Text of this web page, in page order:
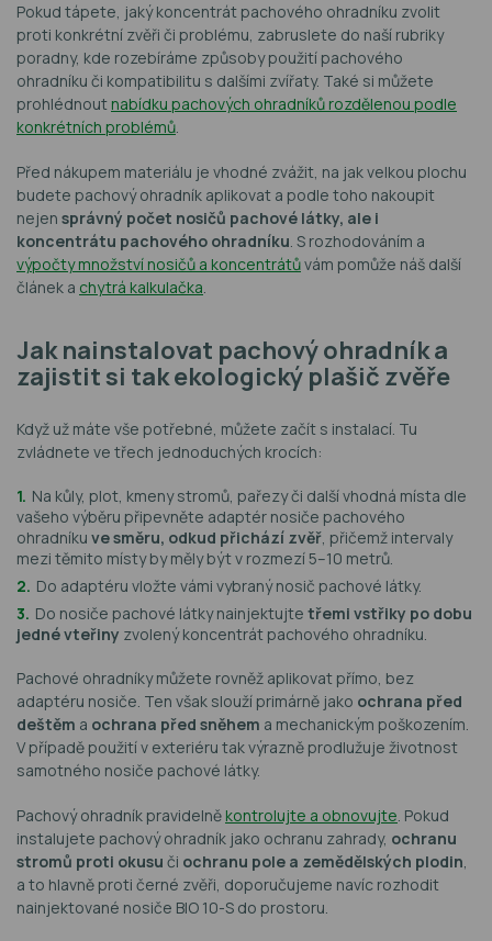
Pokud tápete, jaký koncentrát pachového ohradníku zvolit
proti konkrétní zvěři či problému, zabruslete do naší rubriky
poradny, kde rozebíráme způsoby použití pachového
ohradníku či kompatibilitu s dalšími zvířaty. Také si můžete
prohlédnout nabídku pachových ohradníků rozdělenou podle
konkrétních problémů.
Před nákupem materiálu je vhodné zvážit, na jak velkou plochu
budete pachový ohradník aplikovat a podle toho nakoupit
nejen správný počet nosičů pachové látky, ale i
koncentrátu pachového ohradníku. S rozhodováním a
výpočty množství nosičů a koncentrátůvám pomůže náš další
článek a chytrá kalkulačka.
Jak nainstalovat pachový ohradník a
zajistit si tak ekologický plašič zvěře
Když už máte vše potřebné, můžete začít s instalací. Tu
zvládnete ve třech jednoduchých krocích:
Na kůly, plot, kmeny stromů, pařezy či další vhodná místa dle
vašeho výběru připevněte adaptér nosiče pachového
ohradníku ve směru, odkud přichází zvěř, přičemž intervaly
mezi těmito místy by měly být v rozmezí 5–10 metrů.
Do adaptéru vložte vámi vybraný nosič pachové látky.
Do nosiče pachové látky nainjektujte třemi vstřiky po dobu
jedné vteřiny zvolený koncentrát pachového ohradníku.
Pachové ohradníky můžete rovněž aplikovat přímo, bez
adaptéru nosiče. Ten však slouží primárně jako ochrana před
deštěm a ochrana před sněhem a mechanickým poškozením.
V případě použití v exteriéru tak výrazně prodlužuje životnost
samotného nosiče pachové látky.
Pachový ohradník pravidelně kontrolujte a obnovujte. Pokud
instalujete pachový ohradník jako ochranu zahrady, ochranu
stromů proti okusu či ochranu pole a zemědělských plodin,
a to hlavně proti černé zvěři, doporučujeme navíc rozhodit
nainjektované nosiče BIO 10-S do prostoru.